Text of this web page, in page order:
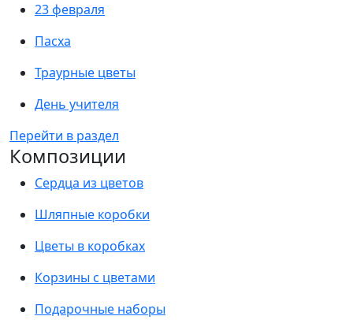
23 февраля
Пасха
Траурные цветы
День учителя
Перейти в раздел
Композиции
Сердца из цветов
Шляпные коробки
Цветы в коробках
Корзины с цветами
Подарочные наборы